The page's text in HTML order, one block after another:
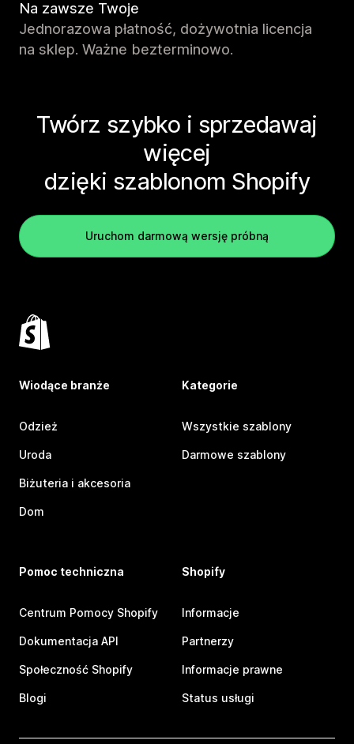
Na zawsze Twoje
Jednorazowa płatność, dożywotnia licencja
na sklep. Ważne bezterminowo.
Twórz szybko i sprzedawaj
więcej
dzięki szablonom Shopify
Uruchom darmową wersję próbną
Wiodące branże
Odzież
Uroda
Biżuteria i akcesoria
Dom
Kategorie
Wszystkie szablony
Darmowe szablony
Pomoc techniczna
Centrum Pomocy Shopify
Dokumentacja API
Społeczność Shopify
Blogi
Shopify
Informacje
Partnerzy
Informacje prawne
Status usługi